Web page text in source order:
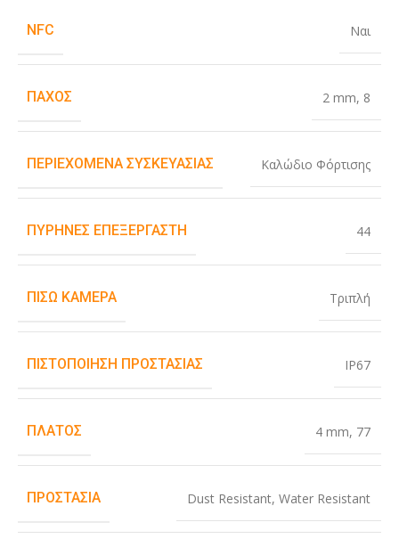
NFC Ναι
ΠΆΧΟΣ 2 mm, 8
ΠΕΡΙΕΧΌΜΕΝΑ ΣΥΣΚΕΥΑΣΊΑΣ Καλώδιο Φόρτισης
ΠΥΡΉΝΕΣ ΕΠΕΞΕΡΓΑΣΤΉ 44
ΠΊΣΩ ΚΆΜΕΡΑ Τριπλή
ΠΙΣΤΟΠΟΊΗΣΗ ΠΡΟΣΤΑΣΊΑΣ IP67
ΠΛΆΤΟΣ 4 mm, 77
ΠΡΟΣΤΑΣΊΑ Dust Resistant, Water Resistant